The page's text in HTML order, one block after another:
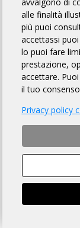
alle finalità
più puoi
accettassi
lo puoi fare
prestazione,
accettare.
il tuo
Privacy policy